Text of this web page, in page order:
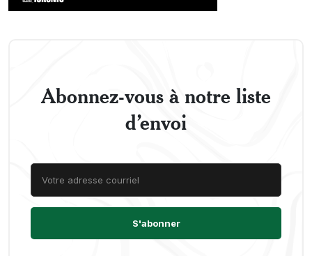
Abonnez-vous à notre liste
d’envoi